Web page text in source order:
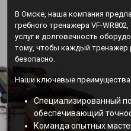
В Омске, наша компания
гребного тренажера VF-
услуг и долговечность
тому, чтобы каждый тренажер
безопасно.
Наши ключевые
Специализированный
обеспечивающий
Команда опытных